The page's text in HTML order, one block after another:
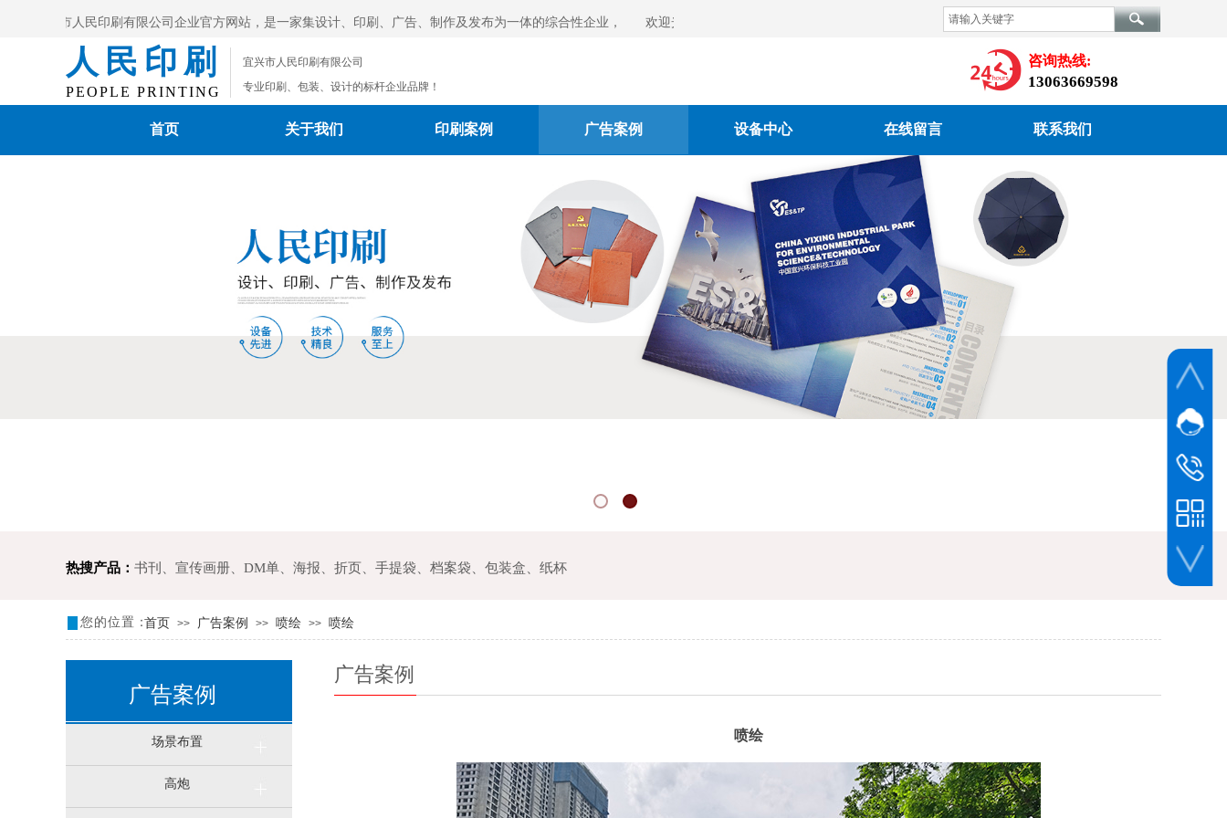
广告案例
光临宜兴市人民印刷有限公司企业官方网站，是一家集设计、印刷、广告、制作及发布为一体的综合性企业，
公司电话：0510-87996393，欢迎新老客户来电垂询！
欢迎光临宜兴市人民印刷有限公司企业官方网站，是一家集设计、印刷、广告、制作及发布为一体的综
公司电话：0510-87996393，欢迎新老客户来电垂询！
人民印刷 咨询热线:
13063669598
宜兴市人民印刷有限公司
专业印刷、包装、设计的标杆企业品牌！
PEOPLE PRINTING
首页 关于我们 印刷案例 广告案例 设备中心 在线留言 联系我们
热搜产品： 书刊、宣传画册、 DM单、海报、折页 手提袋、档案袋 包装盒、纸杯
您的位置：首页 >> 广告案例 >> 喷绘 >> 喷绘
广告案例
喷绘
场景布置
高炮
网站客
服务热线